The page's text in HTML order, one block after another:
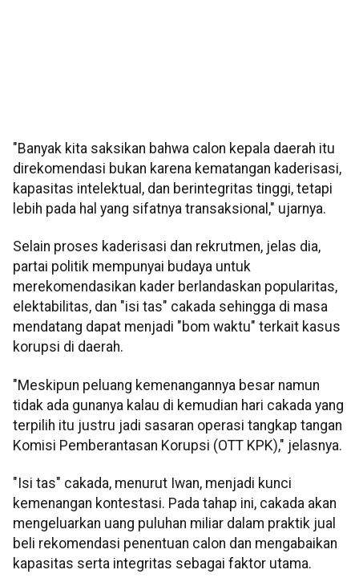
"Banyak kita saksikan bahwa calon kepala daerah itu
direkomendasi bukan karena kematangan kaderisasi,
kapasitas intelektual, dan berintegritas tinggi, tetapi
lebih pada hal yang sifatnya transaksional," ujarnya.
Selain proses kaderisasi dan rekrutmen, jelas dia,
partai politik mempunyai budaya untuk
merekomendasikan kader berlandaskan popularitas,
elektabilitas, dan "isi tas" cakada sehingga di masa
mendatang dapat menjadi "bom waktu" terkait kasus
korupsi di daerah.
"Meskipun peluang kemenangannya besar namun
tidak ada gunanya kalau di kemudian hari cakada yang
terpilih itu justru jadi sasaran operasi tangkap tangan
Komisi Pemberantasan Korupsi (OTT KPK)," jelasnya.
"Isi tas" cakada, menurut Iwan, menjadi kunci
kemenangan kontestasi. Pada tahap ini, cakada akan
mengeluarkan uang puluhan miliar dalam praktik jual
beli rekomendasi penentuan calon dan mengabaikan
kapasitas serta integritas sebagai faktor utama.